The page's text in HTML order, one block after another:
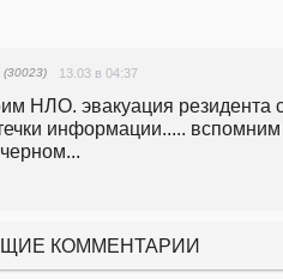
13.03 в 04:37
НЛО. эвакуация резидента
информации..... вспомним
КОММЕНТАРИИ